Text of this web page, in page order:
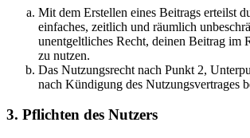
Mit dem Erstellen eines Beitrags erteilst
einfaches, zeitlich und räumlich
unentgeltliches Recht, deinen Beitrag im
zu nutzen.
Das Nutzungsrecht nach Punkt 2,
nach Kündigung des Nutzungsvertrages
3. Pflichten des Nutzers